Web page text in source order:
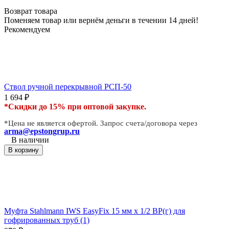
Возврат товара
Поменяем товар или вернём деньги в течении 14 дней!
Рекомендуем
Ствол ручной перекрывной РСП-50
1 694 ₽
*Скидки до 15% при оптовой закупке.
*Цена не является офертой. Запрос счета/договора через
arma@epstongrup.ru
В наличии
В корзину
Муфта Stahlmann IWS EasyFix 15 мм х 1/2 ВР(г) для
гофрированных труб (1)